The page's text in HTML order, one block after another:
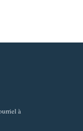
à